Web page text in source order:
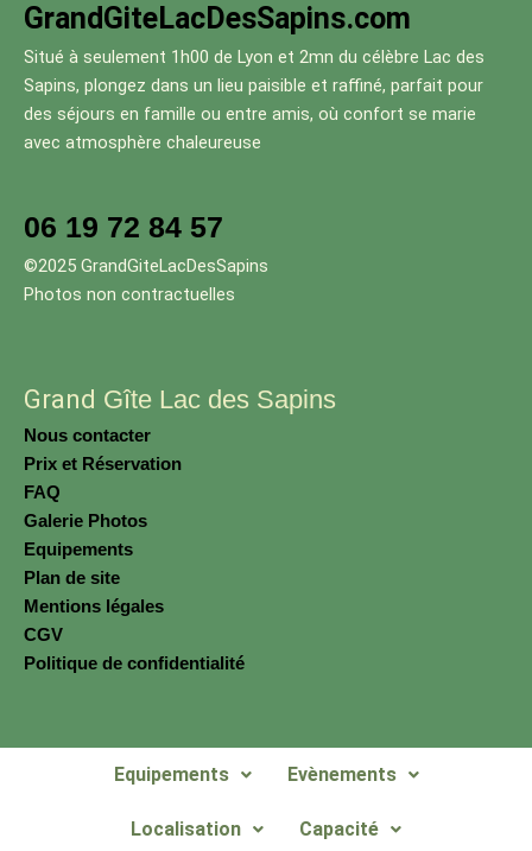
GrandGiteLacDesSapins.com
Situé à seulement 1h00 de Lyon et 2mn du célèbre Lac des
Sapins, plongez dans un lieu paisible et raffiné, parfait pour
des séjours en famille ou entre amis, où confort se marie
avec atmosphère chaleureuse
06 19 72 84 57
©2025 GrandGiteLacDesSapins
Photos non contractuelles
Grand Gîte Lac des Sapins
Nous contacter
Prix et Réservation
FAQ
Galerie Photos
Equipements
Plan de site
Mentions légales
CGV
Politique de confidentialité
Equipements Evènements
Localisation Capacité